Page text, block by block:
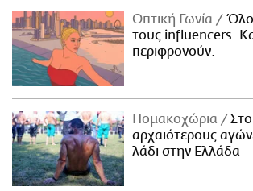
Οπτική Γωνία
τους influencers.
περιφρονούν.
Πομακοχώρια
αρχαιότερους
λάδι στην Ελλάδα